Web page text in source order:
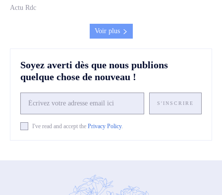
Actu Rdc
Voir plus
Soyez averti dès que nous publions
quelque chose de nouveau !
S'INSCRIRE
I've read and accept the Privacy Policy.